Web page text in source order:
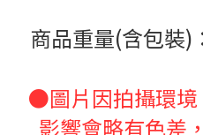
商品重量(含包裝)
●圖片因拍攝環境
影響會略有色差